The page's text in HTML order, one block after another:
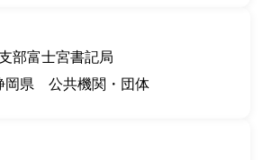
部富士宮書記局
岡県 公共機関・団体